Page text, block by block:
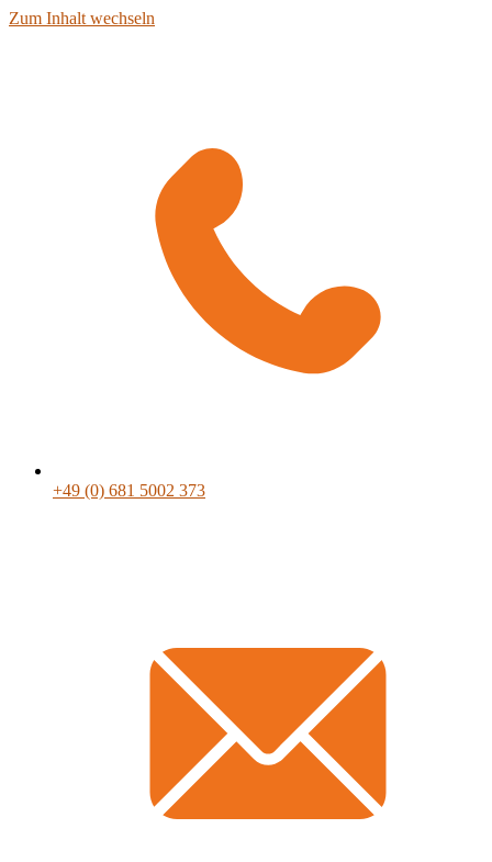
Zum Inhalt wechseln
+49 (0) 681 5002 373